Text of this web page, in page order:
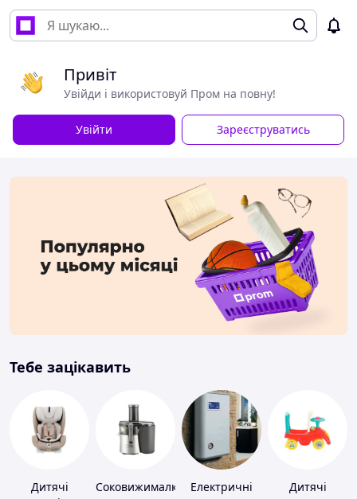
Привіт
Увійди і використовуй Пром на повну!
Увійти Зареєструватись
Тебе зацікавить
Дитячі
Соковижималки
Електричні
Дитячі